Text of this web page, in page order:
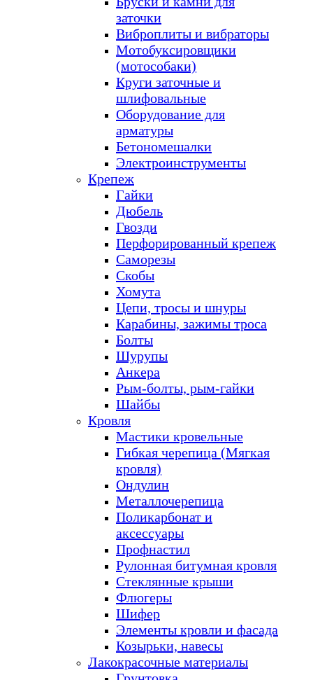
заточки
Виброплиты и вибраторы
Мотобуксировщики
(мотособаки)
Круги заточные и
шлифовальные
Оборудование для
арматуры
Бетономешалки
Электроинструменты
Крепеж
Гайки
Дюбель
Гвозди
Перфорированный крепеж
Саморезы
Скобы
Хомута
Цепи, тросы и шнуры
Карабины, зажимы троса
Болты
Шурупы
Анкера
Рым-болты, рым-гайки
Шайбы
Кровля
Мастики кровельные
Гибкая черепица (Мягкая
кровля)
Ондулин
Металлочерепица
Поликарбонат и
аксессуары
Профнастил
Рулонная битумная кровля
Стеклянные крыши
Флюгеры
Шифер
Элементы кровли и фасада
Козырьки, навесы
Лакокрасочные материалы